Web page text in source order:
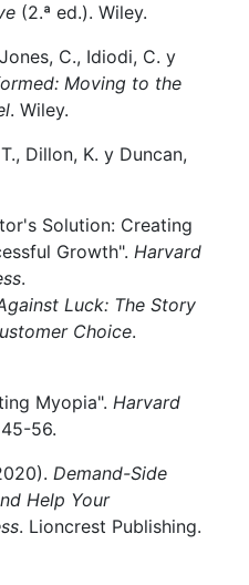
(2.ª ed.). Wiley.
C., Idiodi, C. y
Moving to the
. Wiley.
Dillon, K. y Duncan,
Solution: Creating
Growth". Harvard
.
Luck: The Story
Choice.
Myopia". Harvard
56.
Demand-Side
Help Your
. Lioncrest Publishing.